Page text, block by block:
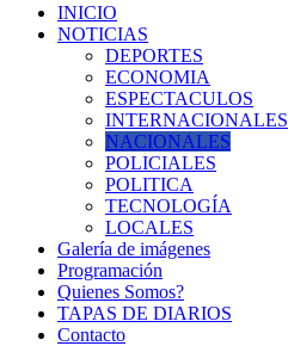
INICIO
NOTICIAS
DEPORTES
ECONOMIA
ESPECTACULOS
INTERNACIONALES
NACIONALES
POLICIALES
POLITICA
TECNOLOGÍA
LOCALES
Galería de imágenes
Programación
Quienes Somos?
TAPAS DE DIARIOS
Contacto